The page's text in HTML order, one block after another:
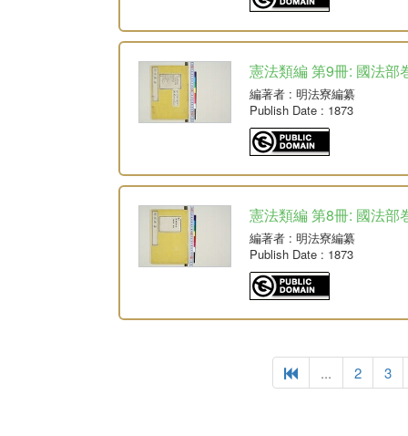
憲法類編 第9冊: 國法部
編著者 : 明法寮編纂
Publish Date : 1873
憲法類編 第8冊: 國法部
編著者 : 明法寮編纂
Publish Date : 1873
... 2 3